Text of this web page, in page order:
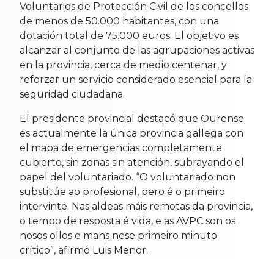
Voluntarios de Protección Civil de los concellos
de menos de 50.000 habitantes, con una
dotación total de 75.000 euros. El objetivo es
alcanzar al conjunto de las agrupaciones activas
en la provincia, cerca de medio centenar, y
reforzar un servicio considerado esencial para la
seguridad ciudadana.
El presidente provincial destacó que Ourense
es actualmente la única provincia gallega con
el mapa de emergencias completamente
cubierto, sin zonas sin atención, subrayando el
papel del voluntariado. “O voluntariado non
substitúe ao profesional, pero é o primeiro
intervinte. Nas aldeas máis remotas da provincia,
o tempo de resposta é vida, e as AVPC son os
nosos ollos e mans nese primeiro minuto
crítico”, afirmó Luis Menor.